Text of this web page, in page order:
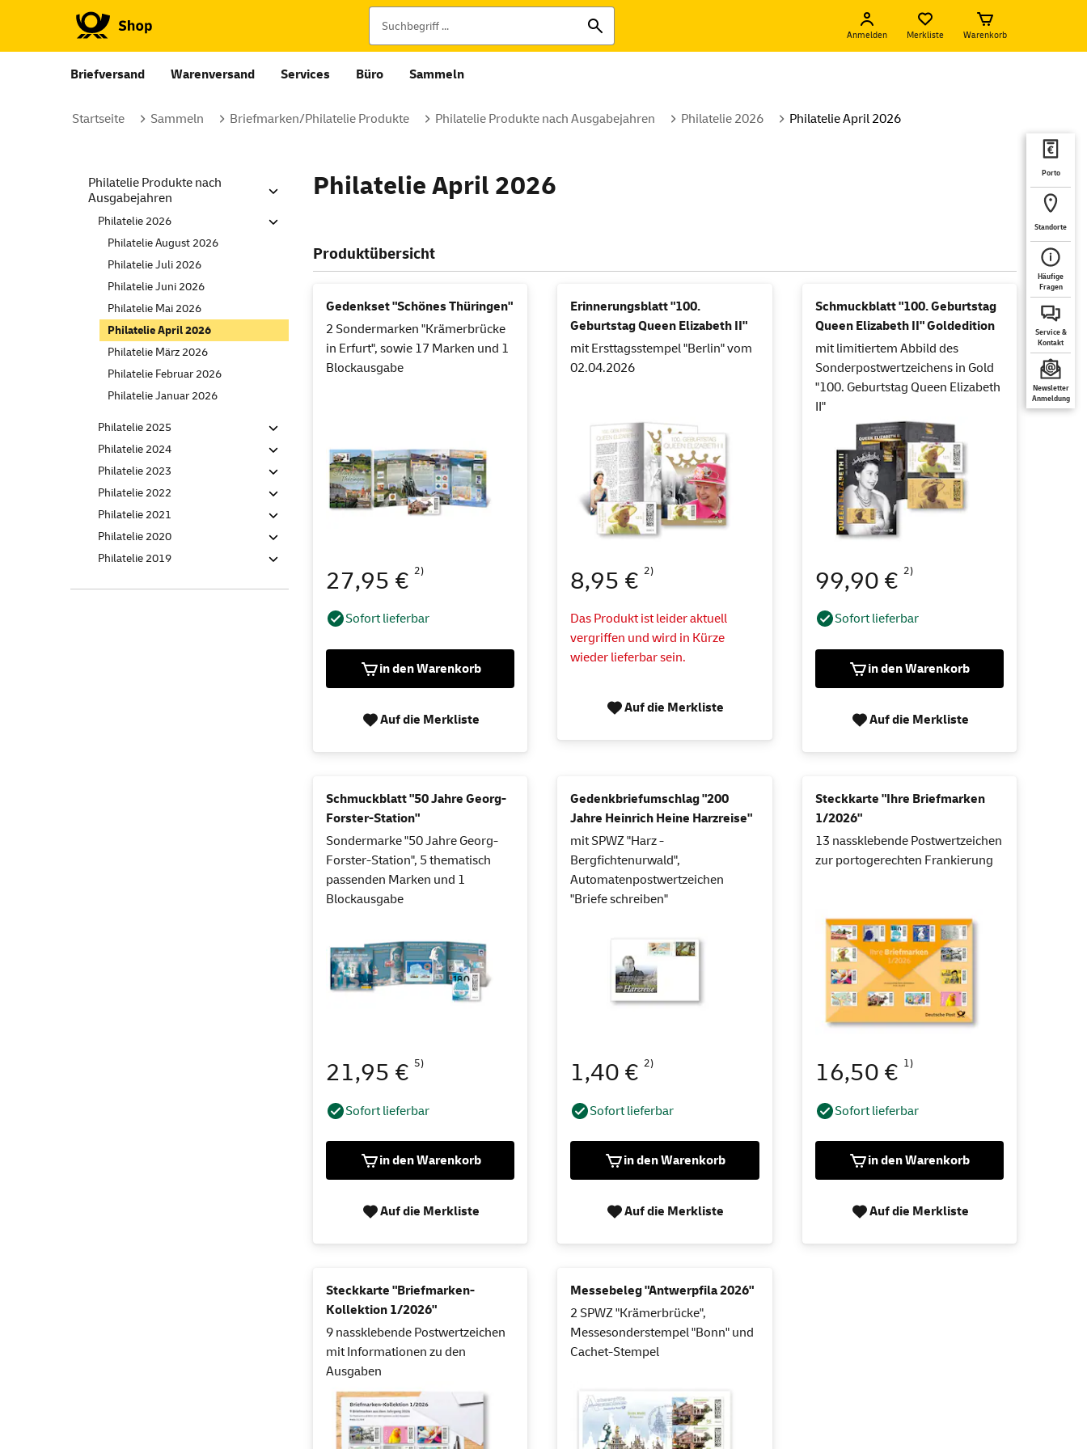
Anmelden Merkliste Warenkorb
Briefversand Warenversand Services Büro Sammeln
Porto
Standorte
Häufige
Fragen
Service &
Kontakt
Newsletter
Anmeldung
Startseite Sammeln Briefmarken/Philatelie Produkte Philatelie Produkte nach Ausgabejahren Philatelie 2026 Philatelie April 2026
Philatelie Produkte nach
Ausgabejahren
Philatelie 2026
Philatelie August 2026
Philatelie Juli 2026
Philatelie Juni 2026
Philatelie Mai 2026
Philatelie April 2026
Philatelie März 2026
Philatelie Februar 2026
Philatelie Januar 2026
Philatelie 2025
Philatelie 2024
Philatelie 2023
Philatelie 2022
Philatelie 2021
Philatelie 2020
Philatelie 2019
Philatelie April 2026
Produktübersicht
Gedenkset "Schönes Thüringen"
2 Sondermarken "Krämerbrücke
in Erfurt", sowie 17 Marken und 1
Blockausgabe
27,95 € 2)
Sofort lieferbar
in den Warenkorb
Auf die Merkliste
Erinnerungsblatt "100.
Geburtstag Queen Elizabeth II"
mit Ersttagsstempel "Berlin" vom
02.04.2026
8,95 €2)
Das Produkt ist leider aktuell
vergriffen und wird in Kürze
wieder lieferbar sein.
Auf die Merkliste
Schmuckblatt "100. Geburtstag
Queen Elizabeth II" Goldedition
mit limitiertem Abbild des
Sonderpostwertzeichens in Gold
"100. Geburtstag Queen Elizabeth
II"
99,90 € 2)
Sofort lieferbar
in den Warenkorb
Auf die Merkliste
Schmuckblatt "50 Jahre Georg-
Forster-Station"
Sondermarke "50 Jahre Georg-
Forster-Station", 5 thematisch
passenden Marken und 1
Blockausgabe
21,95 € 5)
Sofort lieferbar
in den Warenkorb
Auf die Merkliste
Gedenkbriefumschlag "200
Jahre Heinrich Heine Harzreise"
mit SPWZ "Harz -
Bergfichtenurwald",
Automatenpostwertzeichen
"Briefe schreiben"
1,40 €2)
Sofort lieferbar
in den Warenkorb
Auf die Merkliste
Steckkarte "Ihre Briefmarken
1/2026"
13 nassklebende Postwertzeichen
zur portogerechten Frankierung
16,50 € 1)
Sofort lieferbar
in den Warenkorb
Auf die Merkliste
Steckkarte "Briefmarken-
Kollektion 1/2026"
9 nassklebende Postwertzeichen
mit Informationen zu den
Ausgaben
Messebeleg "Antwerpfila 2026"
2 SPWZ "Krämerbrücke",
Messesonderstempel "Bonn" und
Cachet-Stempel